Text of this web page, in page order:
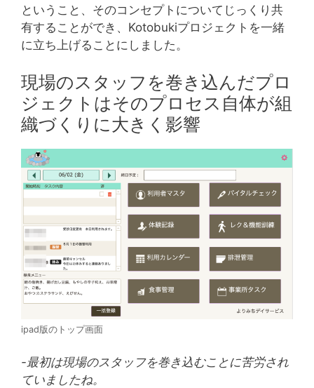
ということ、そのコンセプトについてじっくり共
有することができ、Kotobukiプロジェクトを一緒
に立ち上げることにしました。
現場のスタッフを巻き込んだプロ
ジェクトはそのプロセス自体が組
織づくりに大きく影響
ipad版のトップ画面
-最初は現場のスタッフを巻き込むことに苦労され
ていましたね。